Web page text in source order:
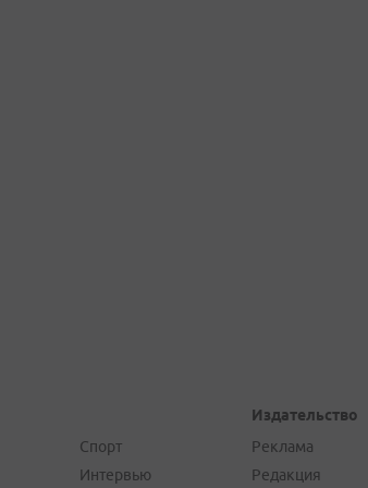
Спорт
Интервью
Издательство
Реклама
Редакция